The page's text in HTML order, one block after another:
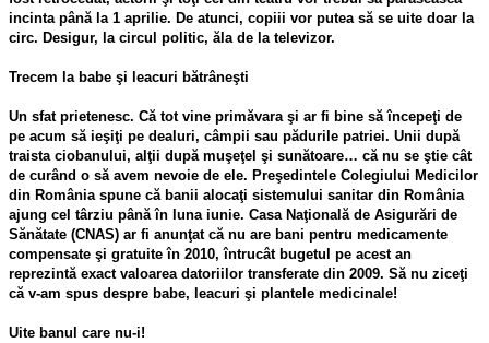
incinta până la 1 aprilie. De atunci, copiii vor putea să se uite doar la
circ. Desigur, la circul politic, ăla de la televizor.
Trecem la babe şi leacuri bătrâneşti
Un sfat prietenesc. Că tot vine primăvara şi ar fi bine să începeţi de
pe acum să ieşiţi pe dealuri, câmpii sau pădurile patriei. Unii după
traista ciobanului, alţii după muşeţel şi sunătoare… că nu se ştie cât
de curând o să avem nevoie de ele. Preşedintele Colegiului Medicilor
din România spune că banii alocaţi sistemului sanitar din România
ajung cel târziu până în luna iunie. Casa Naţională de Asigurări de
Sănătate (CNAS) ar fi anunţat că nu are bani pentru medicamente
compensate şi gratuite în 2010, întrucât bugetul pe acest an
reprezintă exact valoarea datoriilor transferate din 2009. Să nu ziceţi
că v-am spus despre babe, leacuri şi plantele medicinale!
Uite banul care nu-i!